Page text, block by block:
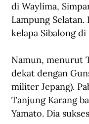
di Waylima,
Lampung
kelapa Sibalong
Namun, menurut
dekat dengan
militer Jepang).
Tanjung Karang
Yamato. Dia